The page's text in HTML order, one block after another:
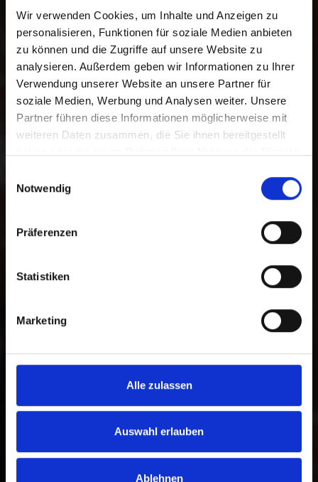
Wir verwenden Cookies, um Inhalte und Anzeigen zu
personalisieren, Funktionen für soziale Medien anbieten
zu können und die Zugriffe auf unsere Website zu
analysieren. Außerdem geben wir Informationen zu Ihrer
Verwendung unserer Website an unsere Partner für
soziale Medien, Werbung und Analysen weiter. Unsere
Partner führen diese Informationen möglicherweise mit
weiteren Daten zusammen, die Sie ihnen bereitgestellt
Notwendig
Präferenzen
Statistiken
Marketing
Alle zulassen
Auswahl erlauben
Ablehnen
Danke für Ihre
Unterstützung.
Mit Ihrer Online-Spende unterstützen
Sie Menschen in Not. Sie haben die
und einer zweckgebundenen Spende